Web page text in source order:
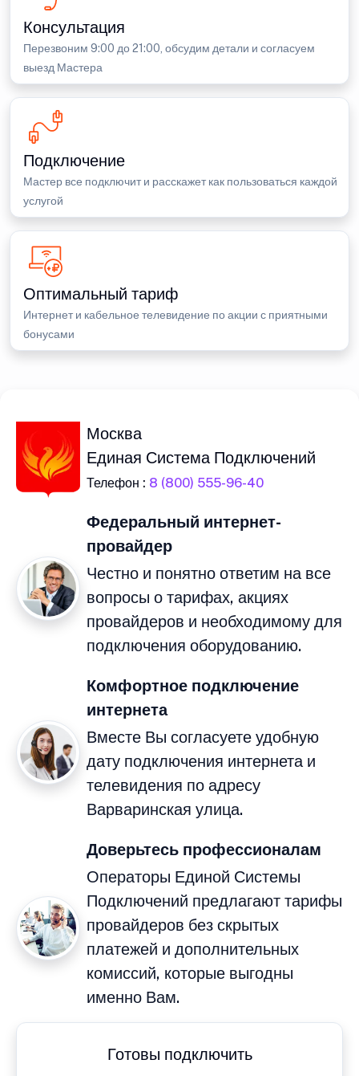
Консультация
Перезвоним 9:00 до 21:00, обсудим детали и согласуем
выезд Мастера
Подключение
Мастер все подключит и расскажет как пользоваться каждой
услугой
Оптимальный тариф
Интернет и кабельное телевидение по акции с приятными
бонусами
Москва
Единая Система Подключений
Телефон : 8 (800) 555-96-40
Федеральный интернет-
провайдер
Честно и понятно ответим на все
вопросы о тарифах, акциях
провайдеров и необходимому для
подключения оборудованию.
Комфортное подключение
интернета
Вместе Вы согласуете удобную
дату подключения интернета и
телевидения по адресу
Варваринская улица.
Доверьтесь профессионалам
Операторы Единой Системы
Подключений предлагают тарифы
провайдеров без скрытых
платежей и дополнительных
комиссий, которые выгодны
именно Вам.
Готовы подключить